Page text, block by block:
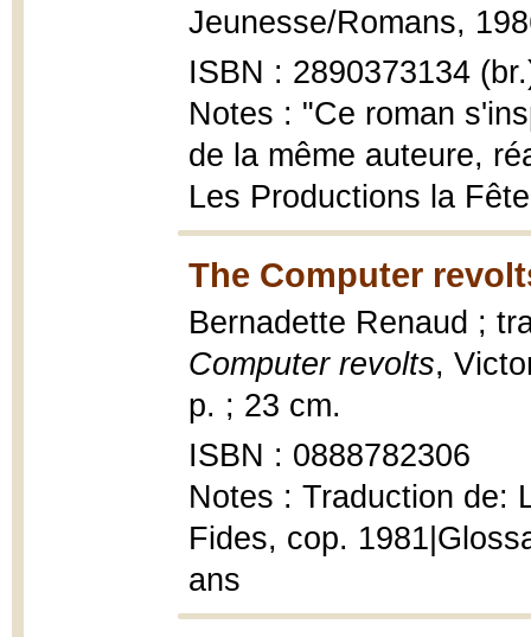
Jeunesse/Romans,
ISBN : 2890373134
Notes : "Ce roman
de la même auteure,
Les Productions la
The Computer
Bernadette Renaud ;
Computer revolts,
p. ; 23 cm.
ISBN : 0888782306
Notes : Traduction de:
Fides, cop.
ans